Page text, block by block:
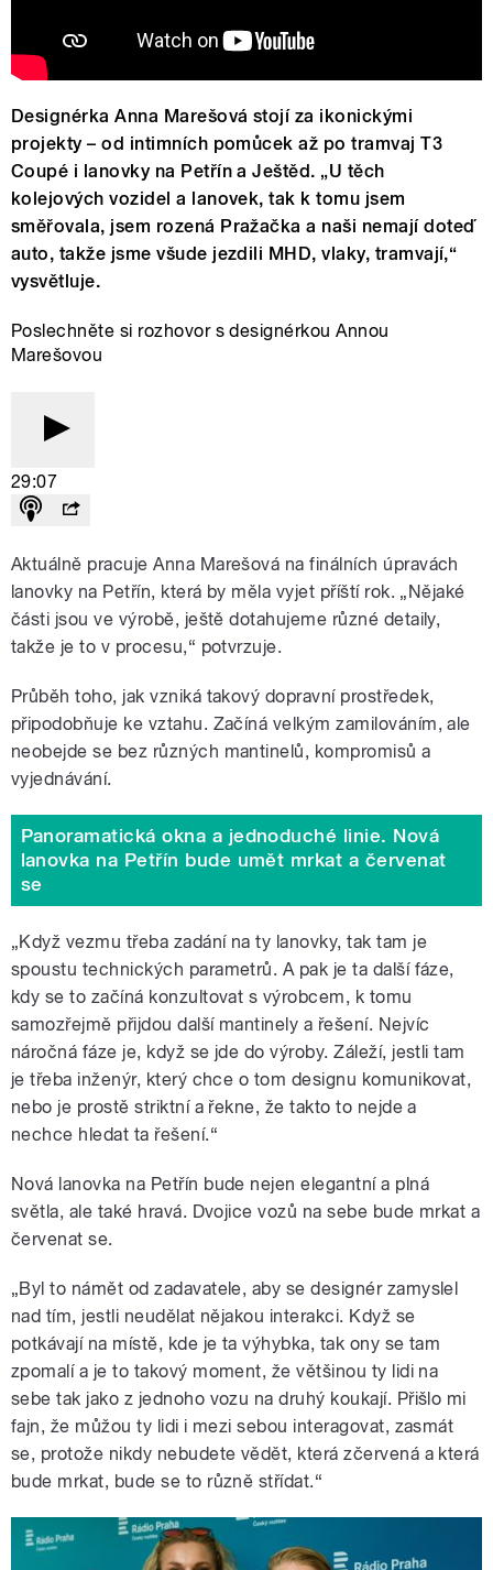
Designérka Anna Marešová stojí za ikonickými
projekty – od intimních pomůcek až po tramvaj T3
Coupé i lanovky na Petřín a Ještěd. „U těch
kolejových vozidel a lanovek, tak k tomu jsem
směřovala, jsem rozená Pražačka a naši nemají doteď
auto, takže jsme všude jezdili MHD, vlaky, tramvají,“
vysvětluje.
Poslechněte si rozhovor s designérkou Annou
Marešovou
29:07
Aktuálně pracuje Anna Marešová na finálních úpravách
lanovky na Petřín, která by měla vyjet příští rok. „Nějaké
části jsou ve výrobě, ještě dotahujeme různé detaily,
takže je to v procesu,“ potvrzuje.
Průběh toho, jak vzniká takový dopravní prostředek,
připodobňuje ke vztahu. Začíná velkým zamilováním, ale
neobejde se bez různých mantinelů, kompromisů a
vyjednávání.
Panoramatická okna a jednoduché linie. Nová
lanovka na Petřín bude umět mrkat a červenat
se
„Když vezmu třeba zadání na ty lanovky, tak tam je
spoustu technických parametrů. A pak je ta další fáze,
kdy se to začíná konzultovat s výrobcem, k tomu
samozřejmě přijdou další mantinely a řešení. Nejvíc
náročná fáze je, když se jde do výroby. Záleží, jestli tam
je třeba inženýr, který chce o tom designu komunikovat,
nebo je prostě striktní a řekne, že takto to nejde a
nechce hledat ta řešení.“
Nová lanovka na Petřín bude nejen elegantní a plná
světla, ale také hravá. Dvojice vozů na sebe bude mrkat a
červenat se.
„Byl to námět od zadavatele, aby se designér zamyslel
nad tím, jestli neudělat nějakou interakci. Když se
potkávají na místě, kde je ta výhybka, tak ony se tam
zpomalí a je to takový moment, že většinou ty lidi na
sebe tak jako z jednoho vozu na druhý koukají. Přišlo mi
fajn, že můžou ty lidi i mezi sebou interagovat, zasmát
se, protože nikdy nebudete vědět, která zčervená a která
bude mrkat, bude se to různě střídat.“